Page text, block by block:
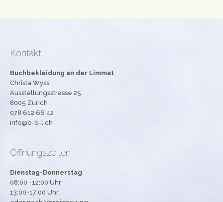
Kontakt
Buchbekleidung an der Limmat
Christa Wyss
Ausstellungsstrasse 25
8005 Zürich
078 612 66 42
info@b-b-l.ch
Öffnungszeiten
Dienstag-Donnerstag
08:00 -12:00 Uhr
13:00-17:00 Uhr